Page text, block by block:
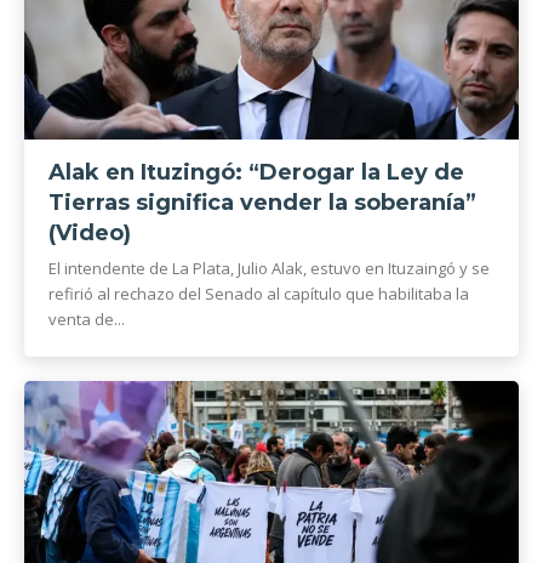
Alak en Ituzingó: “Derogar la Ley de
Tierras significa vender la soberanía”
(Video)
El intendente de La Plata, Julio Alak, estuvo en Ituzaingó y se
refirió al rechazo del Senado al capítulo que habilitaba la
venta de...